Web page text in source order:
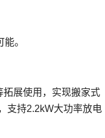
。
展使用，实现搬家式
支持2.2kW大功率放电